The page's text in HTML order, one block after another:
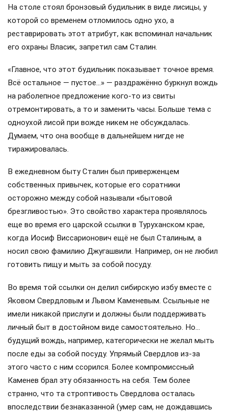
На столе стоял бронзовый будильник в виде лисицы, у
которой со временем отломилось одно ухо, а
реставрировать этот атрибут, как вспоминал начальник
его охраны Власик, запретил сам Сталин.
«Главное, что этот будильник показывает точное время.
Всё остальное — пустое…» — раздражённо буркнул вождь
на раболепное предложение кого-то из свиты
отремонтировать, а то и заменить часы. Больше тема с
одноухой лисой при вожде никем не обсуждалась.
Думаем, что она вообще в дальнейшем нигде не
тиражировалась.
В ежедневном быту Сталин был приверженцем
собственных привычек, которые его соратники
осторожно между собой называли «бытовой
брезгливостью». Это свойство характера проявлялось
еще во время его царской ссылки в Туруханском крае,
когда Иосиф Виссарионович ещё не был Сталиным, а
носил свою фамилию Джугашвили. Например, он не любил
готовить пищу и мыть за собой посуду.
Во время той ссылки он делил сибирскую избу вместе с
Яковом Свердловым и Львом Каменевым. Ссыльные не
имели никакой прислуги и должны были поддерживать
личный быт в достойном виде самостоятельно. Но…
будущий вождь, например, категорически не желал мыть
после еды за собой посуду. Упрямый Свердлов из-за
этого часто с ним ссорился. Более компромиссный
Каменев брал эту обязанность на себя. Тем более
странно, что та строптивость Свердлова осталась
впоследствии безнаказанной (умер сам, не дождавшись